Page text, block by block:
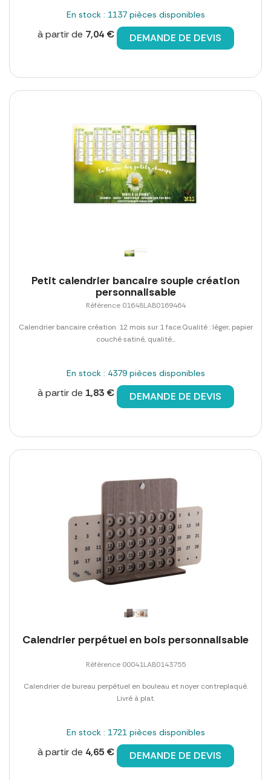
En stock : 1137 pièces disponibles
à partir de 7,04 € DEMANDE DE DEVIS
Petit calendrier bancaire souple création
personnalisable
Référence 01648LAB0169464
Calendrier bancaire création. 12 mois sur 1 face.Qualité : léger, papier
couché satiné, qualité...
En stock : 4379 pièces disponibles
à partir de 1,83 € DEMANDE DE DEVIS
Calendrier perpétuel en bois personnalisable
Référence 00041LAB0143755
Calendrier de bureau perpétuel en bouleau et noyer contreplaqué.
Livré à plat.
En stock : 1721 pièces disponibles
à partir de 4,65 € DEMANDE DE DEVIS